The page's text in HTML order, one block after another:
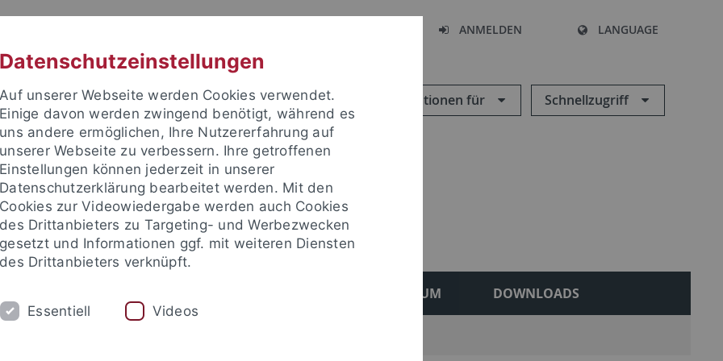
ANMELDEN LANGUAGE
Informationen für Schnellzugriff
MUSEUM DOWNLOADS
Datenschutzeinstellungen
Auf unserer Webseite werden Cookies verwendet.
Einige davon werden zwingend benötigt, während es
uns andere ermöglichen, Ihre Nutzererfahrung auf
unserer Webseite zu verbessern. Ihre getroffenen
Einstellungen können jederzeit in unserer
Datenschutzerklärung bearbeitet werden. Mit den
Cookies zur Videowiedergabe werden auch Cookies
des Drittanbieters zu Targeting- und Werbezwecken
gesetzt und Informationen ggf. mit weiteren Diensten
des Drittanbieters verknüpft.
Essentiell Videos